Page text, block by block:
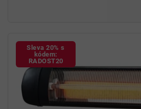
Sleva 20% s
kódem:
RADOST20